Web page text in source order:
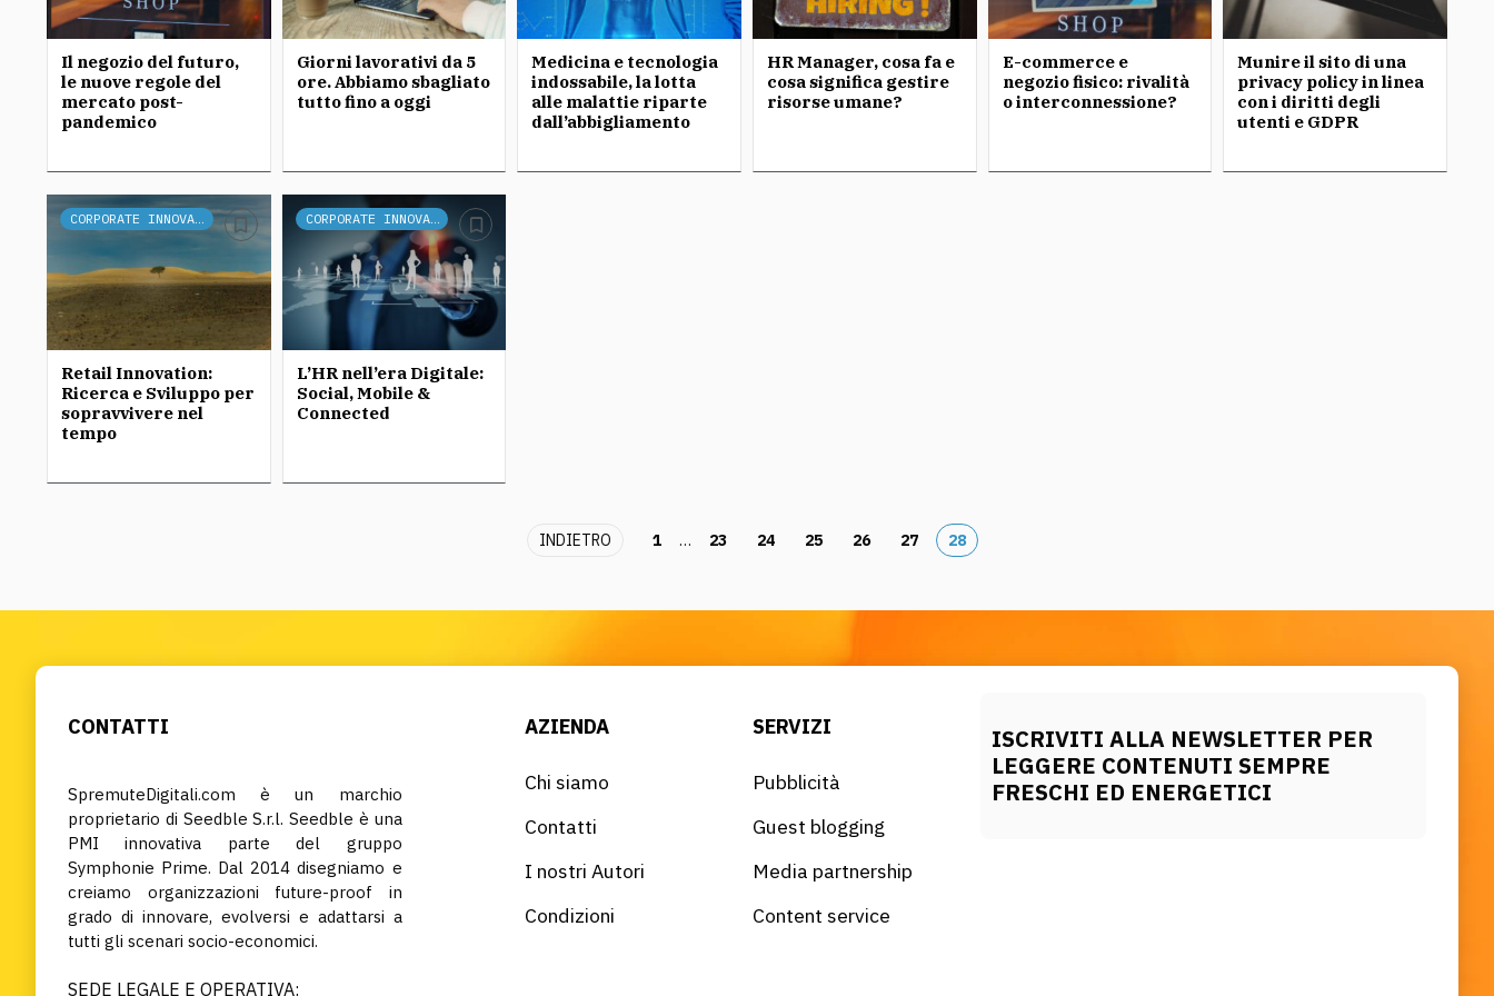
Il negozio del futuro,
le nuove regole del
mercato post-
pandemico
Giorni lavorativi da 5
ore. Abbiamo sbagliato
tutto fino a oggi
Medicina e tecnologia
indossabile, la lotta
alle malattie riparte
dall’abbigliamento
HR Manager, cosa fa e
cosa significa gestire
risorse umane?
E-commerce e
negozio fisico: rivalità
o interconnessione?
Munire il sito di una
privacy policy in linea
con i diritti degli
utenti e GDPR
CORPORATE INNOVATION
Retail Innovation:
Ricerca e Sviluppo per
sopravvivere nel
tempo
CORPORATE INNOVATION
L’HR nell’era Digitale:
Social, Mobile &
Connected
INDIETRO 1 … 23 24 25 26 27 28
CONTATTI
SpremuteDigitali.com è un marchio
proprietario di Seedble S.r.l. Seedble è una
PMI innovativa parte del gruppo
Symphonie Prime. Dal 2014 disegniamo e
creiamo organizzazioni future-proof in
grado di innovare, evolversi e adattarsi a
tutti gli scenari socio-economici.
SEDE LEGALE E OPERATIVA:
AZIENDA
Chi siamo
Contatti
I nostri Autori
Condizioni
SERVIZI
Pubblicità
Guest blogging
Media partnership
Content service
ISCRIVITI ALLA NEWSLETTER PER
LEGGERE CONTENUTI SEMPRE
FRESCHI ED ENERGETICI